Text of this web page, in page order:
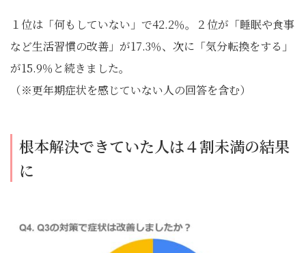
１位は「何もしていない」で42.2％。２位が「睡眠や食事
など生活習慣の改善」が17.3％、次に「気分転換をする」
が15.9％と続きました。
（※更年期症状を感じていない人の回答を含む）
根本解決できていた人は４割未満の結果
に